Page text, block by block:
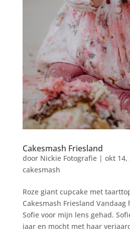
Cakesmash Friesland
door Nickie Fotografie| okt 14,
cakesmash
Roze giant cupcake met
Cakesmash Friesland
Sofie voor mijn lens gehad.
jaar en mocht met haar